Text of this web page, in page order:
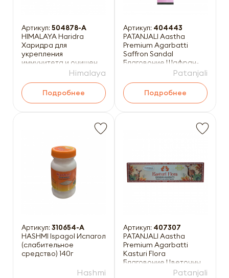
Артикул: 504878-A
HIMALAYA Haridra
Харидра для
укрепления
иммунитета и очищения
организма 60табHimalaya
Подробнее
Артикул: 404443
PATANJALI Aastha
Premium Agarbatti
Saffron Sandal
Благовоние Шафран-
Сандал (масальные)
Patanjali
Подробнее
Артикул: 310654-A
HASHMI Ispagol Испагол
(слабительное
средство) 140г
Hashmi
Артикул: 407307
PATANJALI Aastha
Premium Agarbatti
Kasturi Flora
Благовоние Цветочный
мускус (масальные)
Patanjali